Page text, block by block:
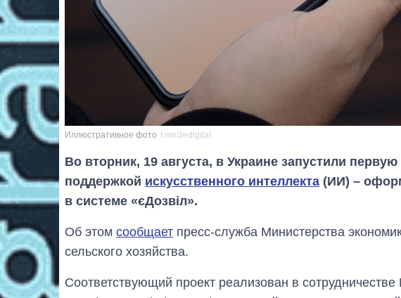
Иллюстративное фото t.me/zedigital
Во вторник, 19 августа, в Украине запустили
поддержкой искусственного интеллекта (ИИ) –
в системе «єДозвіл».
Об этом сообщает пресс-служба Министерства
сельского хозяйства.
Соответствующий проект реализован в